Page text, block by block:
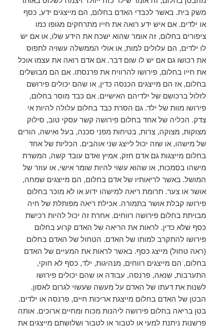
משק בית. באשר לכבדי האדם בחלום, הם מייצגים ידע, כסף
או ילדים. אם איש ידע רואה את חייו מתרחקים מגופו כמו
ציפורים בחלום, זה אומר שהוא ישכח את הידע שלו, או אם יש
לו ילדים, הם עלולים למות, או אולי הממשלה עשויה לתפוס
את רכושו גם אם יש לו שום דבר. אם אדם רואה את עצמו אוכל
את חייו בחלום, פירושו להרוויח את פרנסתו. אם הם מבושלים
בחלום, אז הם מייצגים הכנסה כדין, או שהם יכולים פירושם
לזלול ברכושם של ילדיהם האישיים. אם כבד מוסר בחלום,
פירושו מוות של ילד. גם הסרת כבד בחלום עלולה להיות אי
צדק. הכליה של אחד בחלום פירושה קשר עסקי טוב, סילוק
מצוקות, מצוקה, צרות, בטיחות מפני סכנה, בעל ואישה, הורים
של מישהו, או שזה יכול לייצג שני אוהבים. הכליות של אחד
בחלום מייצגות גם אדם חזק, אמיץ ואדם עובד קשה, המשרת
מישהו בסמכות, או שהוא עשוי להיות שומר אישי, או עוזר של
המושל. באשר לריאותיו של אדם בחלום, הם מייצגים שמחה,
אושר או צער. תרומת ריאה למישהו ידוע או לא מוכר בחלום
פירושו קבלת אושר בתמורה. אכילת ריאה מפותלת של חיה
מבויתת בחלום פירושה רווחים. אחרת זה יכול להיות רכישת
כסף שלא כדין. לראות את הריאה של האדם קרוע בחלום
פירושו להתקרב למותו של האדם. הטחול של האדם בחלום
(ראה טחול) מייצג כסף. באשר לראות את המעיים של האדם
בחלום, הם מייצגים רווחים, מנהיגות, ילד, כסף לא חוקי,
התערבות, שנאה, פרנסה, עבודה או שהם יכולים פירושו
לשנות את דעתו של האדם על מעשה שעשוי לגרום לאסון.
הבטן של האדם בחלום מייצגת אריכות חיים, פרנסה או ילדים.
בטן בריאה בחלום פירושה ליהנות מכוח ומחיים ארוכים. אותה
פרשנות ניתנת למעי או לטבור או לטבור ושלושתם מייצגים את